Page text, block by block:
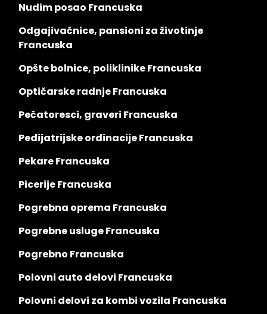
Nudim posao Francuska
Odgajivačnice, pansioni za životinje
Francuska
Opšte bolnice, poliklinike Francuska
Optičarske radnje Francuska
Pečatoresci, graveri Francuska
Pedijatrijske ordinacije Francuska
Pekare Francuska
Picerije Francuska
Pogrebna oprema Francuska
Pogrebne usluge Francuska
Pogrebno Francuska
Polovni auto delovi Francuska
Polovni delovi za kombi vozila Francuska